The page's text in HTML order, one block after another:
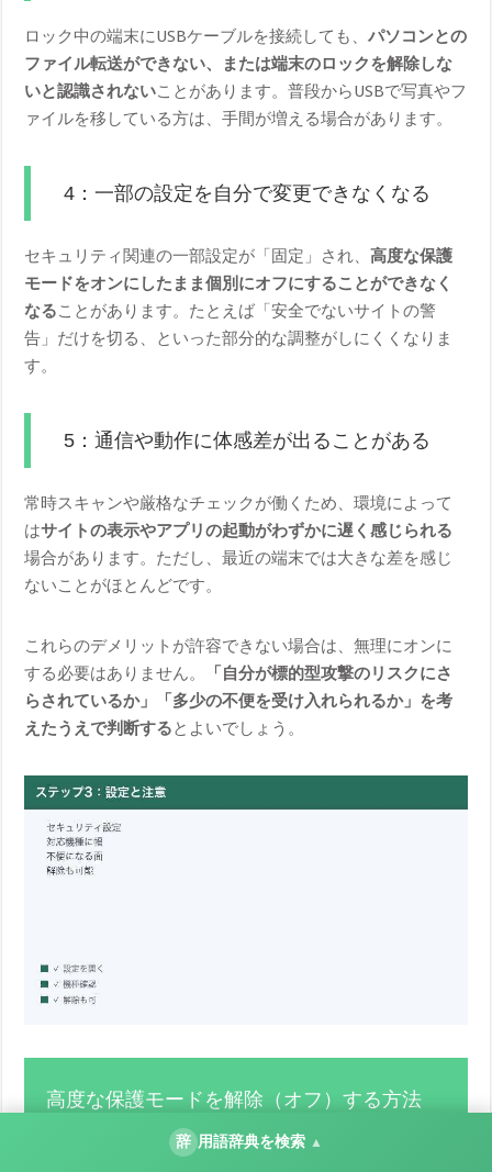
ロック中の端末にUSBケーブルを接続しても、パソコンとの
ファイル転送ができない、または端末のロックを解除しな
いと認識されないことがあります。普段からUSBで写真やフ
ァイルを移している方は、手間が増える場合があります。
4：一部の設定を自分で変更できなくなる
セキュリティ関連の一部設定が「固定」され、高度な保護
モードをオンにしたまま個別にオフにすることができなく
なることがあります。たとえば「安全でないサイトの警
告」だけを切る、といった部分的な調整がしにくくなりま
す。
5：通信や動作に体感差が出ることがある
常時スキャンや厳格なチェックが働くため、環境によって
はサイトの表示やアプリの起動がわずかに遅く感じられる
場合があります。ただし、最近の端末では大きな差を感じ
ないことがほとんどです。
これらのデメリットが許容できない場合は、無理にオンに
する必要はありません。
「自分が標的型攻撃のリスクにさ
らされているか」「多少の不便を受け入れられるか」を考
えたうえで判断するとよいでしょう。
高度な保護モードを解除（オフ）する方法
辞 用語辞典を検索 ▲